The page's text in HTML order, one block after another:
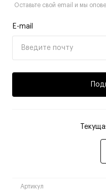
Оставьте свой email и мы
E-mail
Артикул